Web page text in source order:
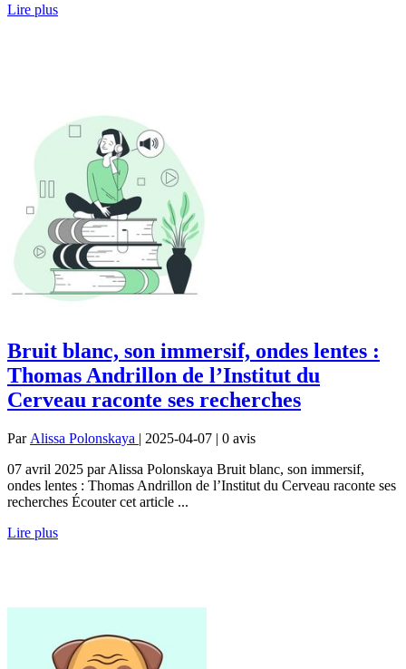
Lire plus
Bruit blanc, son immersif, ondes lentes :
Thomas Andrillon de l’Institut du
Cerveau raconte ses recherches
Par Alissa Polonskaya | 2025-04-07 | 0 avis
07 avril 2025 par Alissa Polonskaya Bruit blanc, son immersif,
ondes lentes : Thomas Andrillon de l’Institut du Cerveau raconte ses
recherches Écouter cet article ...
Lire plus